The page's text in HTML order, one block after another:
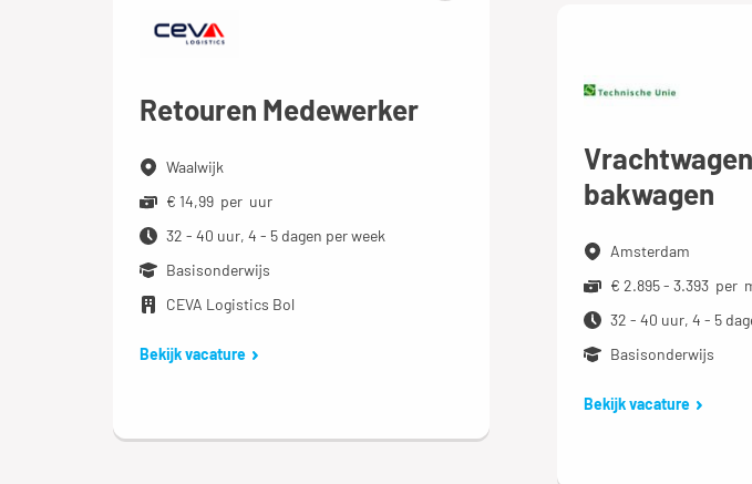
Retouren Medewerker
Waalwijk
€ 14,99 per uur
32 - 40 uur, 4 - 5 dagen per week
Basisonderwijs
CEVA Logistics Bol
Bekijk vacature
bakwagen
Amsterdam
€ 2.895 - 3.393 per
32 - 40 uur, 4 - 5
Basisonderwijs
Bekijk vacature